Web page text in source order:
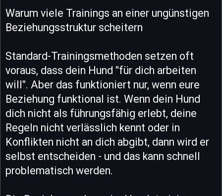
Warum viele Trainings an einer ungünstigen
Beziehungsstruktur scheitern
Standard-Trainingsmethoden setzen oft
voraus, dass dein Hund "für dich arbeiten
will". Aber das funktioniert nur, wenn eure
Beziehung funktional ist. Wenn dein Hund
dich nicht als führungsfähig erlebt, deine
Regeln nicht verlässlich kennt oder in
Konflikten nicht an dich abgibt, dann wird er
selbst entscheiden - und das kann schnell
problematisch werden.